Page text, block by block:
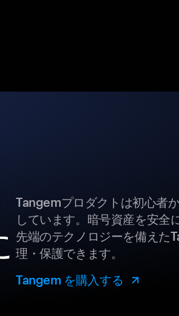
Tangemプロダクトは初心者
しています。暗号資産を安全
先端のテクノロジーを備えた
理・保護できます。
Tangem を購入する